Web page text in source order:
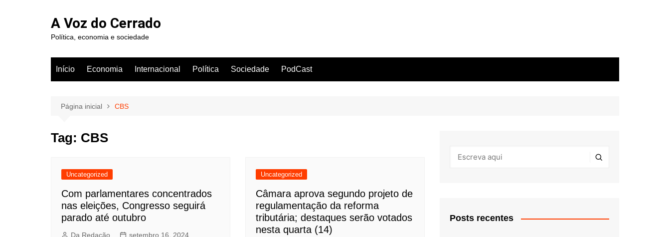
A Voz do Cerrado
Política, economia e sociedade
Início Economia Internacional Política Sociedade PodCast
Página inicial CBS
Tag: CBS
Uncategorized
Com parlamentares concentrados
nas eleições, Congresso seguirá
parado até outubro
Da Redação setembro 16, 2024
Uncategorized
Câmara aprova segundo projeto de
regulamentação da reforma
tributária; destaques serão votados
nesta quarta (14)
Posts recentes